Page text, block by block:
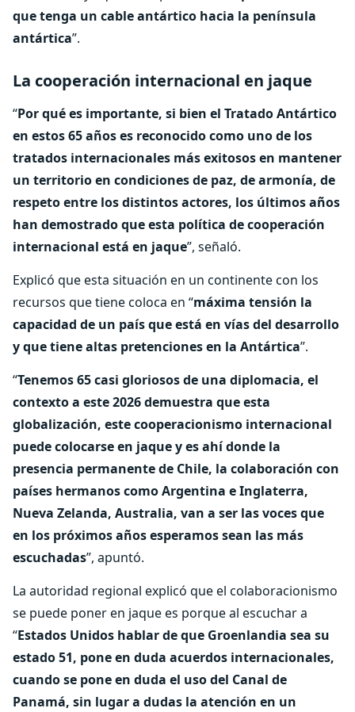
que tenga un cable antártico hacia la península
antártica”.
La cooperación internacional en jaque
“Por qué es importante, si bien el Tratado Antártico
en estos 65 años es reconocido como uno de los
tratados internacionales más exitosos en mantener
un territorio en condiciones de paz, de armonía, de
respeto entre los distintos actores, los últimos años
han demostrado que esta política de cooperación
internacional está en jaque”, señaló.
Explicó que esta situación en un continente con los
recursos que tiene coloca en “máxima tensión la
capacidad de un país que está en vías del desarrollo
y que tiene altas pretenciones en la Antártica”.
“Tenemos 65 casi gloriosos de una diplomacia, el
contexto a este 2026 demuestra que esta
globalización, este cooperacionismo internacional
puede colocarse en jaque y es ahí donde la
presencia permanente de Chile, la colaboración con
países hermanos como Argentina e Inglaterra,
Nueva Zelanda, Australia, van a ser las voces que
en los próximos años esperamos sean las más
escuchadas”, apuntó.
La autoridad regional explicó que el colaboracionismo
se puede poner en jaque es porque al escuchar a
“Estados Unidos hablar de que Groenlandia sea su
estado 51, pone en duda acuerdos internacionales,
cuando se pone en duda el uso del Canal de
Panamá, sin lugar a dudas la atención en un